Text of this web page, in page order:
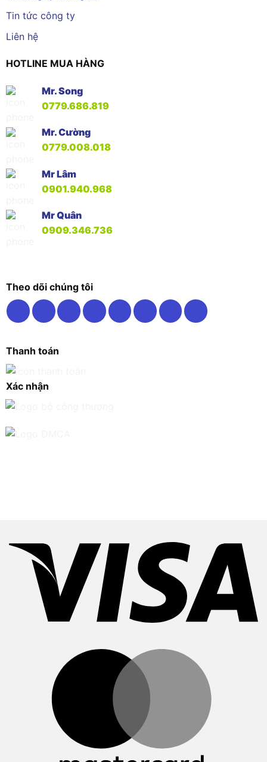
Tin tức công ty
Liên hệ
HOTLINE MUA HÀNG
Mr. Song
0779.686.819
Mr. Cường
0779.008.018
Mr Lâm
0901.940.968
Mr Quân
0909.346.736
Theo dõi chúng tôi
Thanh toán
Xác nhận